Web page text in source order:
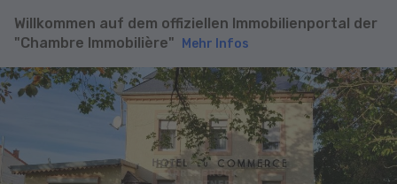
Willkommen auf dem offiziellen Immobilienportal der
"Chambre Immobilière"
Mehr Infos